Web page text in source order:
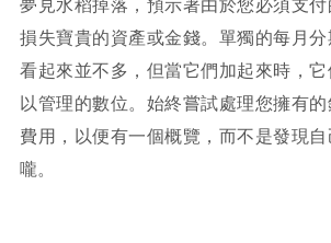
夢見水稻掉落，預示著由於您必須支
損失寶貴的資產或金錢。單獨的每月
看起來並不多，但當它們加起來時，
以管理的數位。始終嘗試處理您擁有
費用，以便有一個概覽，而不是發現
嚨。